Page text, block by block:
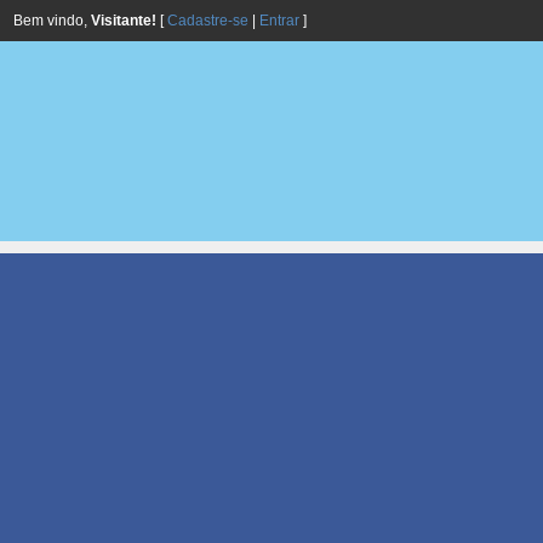
Bem vindo, Visitante! [Cadastre-se Entrar ]